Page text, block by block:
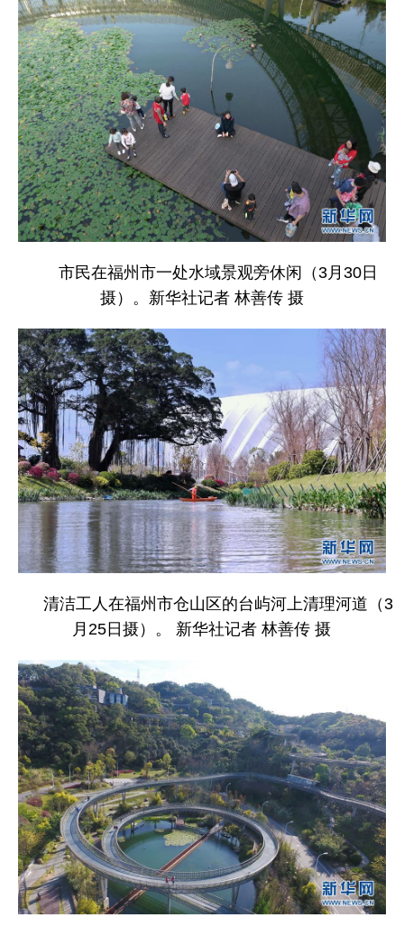
市民在福州市一处水域景观旁休闲（3月30日
摄）。新华社记者 林善传 摄
清洁工人在福州市仓山区的台屿河上清理河道（3
月25日摄）。 新华社记者 林善传 摄